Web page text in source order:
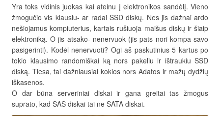
Yra toks vidinis juokas kai ateinu į elektronikos sandėlį. Vieno
žmogučio vis klausiu- ar radai SSD diskų. Nes jis dažnai ardo
nešiojamus kompiuterius, kartais rušiuoja maišus diskų ir šiaip
elektroniką. O jis atsako- nenervuok (jis pats nori kompa savo
pasigerinti). Kodėl nenervuoti? Ogi aš paskutinius 5 kartus po
tokio klausimo randomiškai ką nors pakeliu ir ištraukiu SSD
diską. Tiesa, tai dažniausiai kokios nors Adatos ir mažų dydžių
iškasenos.
O dar būna serveriniai diskai ir gana greitai tas žmogus
suprato, kad SAS diskai tai ne SATA diskai.